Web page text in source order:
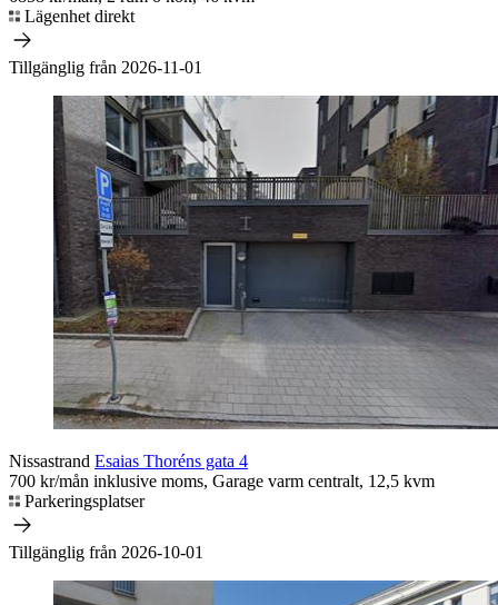
Lägenhet direkt
Tillgänglig från 2026-11-01
Nissastrand Esaias Thoréns gata 4
700 kr/mån inklusive moms, Garage varm centralt, 12,5 kvm
Parkeringsplatser
Tillgänglig från 2026-10-01